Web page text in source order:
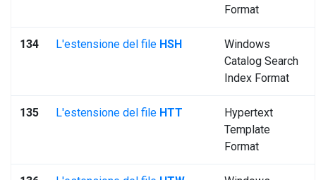
Format
134 L'estensione del file HSH
Windows
Catalog Search
Index Format
135 L'estensione del file HTT
Hypertext
Template
Format